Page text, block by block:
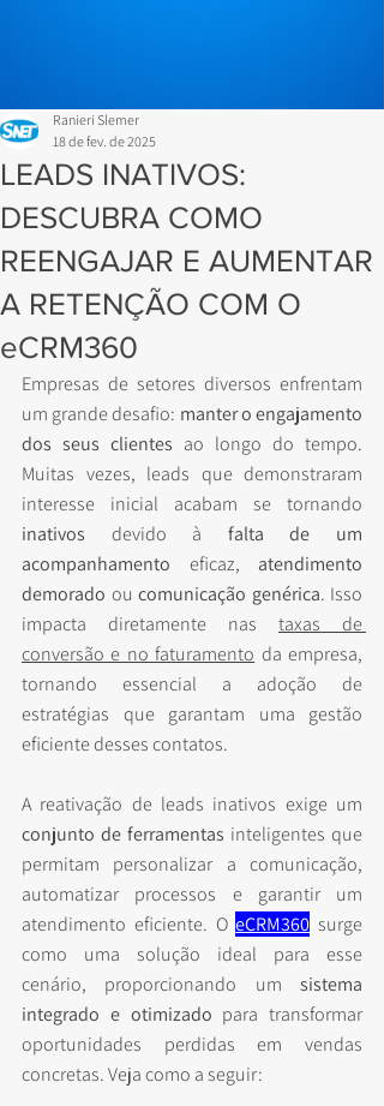
LEADS INATIVOS:
DESCUBRA COMO
REENGAJAR E AUMENTAR
A RETENÇÃO COM O
eCRM360
Ranieri Slemer
18 de fev. de 2025
Empresas de setores diversos enfrentam
um grande desafio: manter o engajamento
dos seus clientes ao longo do tempo.
Muitas vezes, leads que demonstraram
inativos devido à falta de um
acompanhamento eficaz, atendimento
demorado ou comunicação genérica. Isso
impacta diretamente nas taxas de
conversão e no faturamento da empresa,
tornando essencial a adoção de
estratégias que garantam uma gestão
eficiente desses contatos.
conjunto de ferramentas inteligentes que
permitam personalizar a comunicação,
automatizar processos e garantir um
atendimento eficiente. O eCRM360 surge
como uma solução ideal para esse
cenário, proporcionando um sistema
integrado e otimizado para transformar
oportunidades perdidas em vendas
concretas. Veja como a seguir: